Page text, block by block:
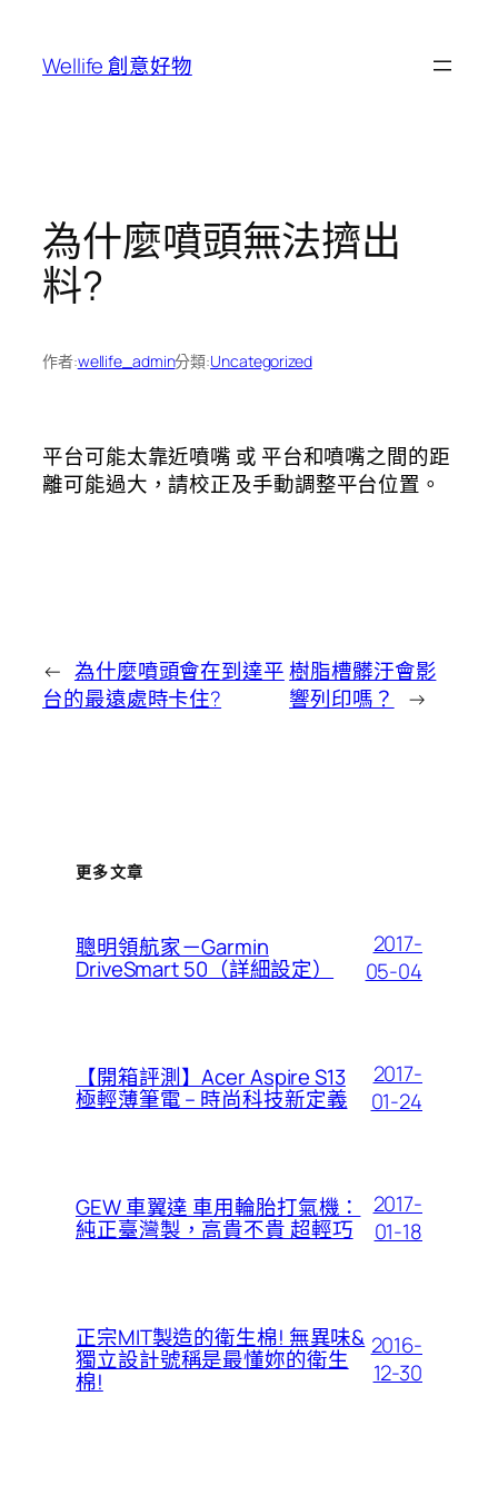
Wellife 創意好物
為什麼噴頭無法擠出
料?
作者:wellife_admin分類:Uncategorized
平台可能太靠近噴嘴 或 平台和噴嘴之間的距
離可能過大，請校正及手動調整平台位置。
← 為什麼噴頭會在到達平
台的最遠處時卡住?
樹脂槽髒汙會影
響列印嗎？
→
更多文章
聰明領航家－Garmin
DriveSmart 50（詳細設定）
2017-
05-04
【開箱評測】Acer Aspire S13
極輕薄筆電 – 時尚科技新定義
2017-
01-24
GEW 車翼達 車用輪胎打氣機：
純正臺灣製，高貴不貴 超輕巧
2017-
01-18
正宗MIT製造的衛生棉! 無異味&
獨立設計號稱是最懂妳的衛生
棉!
2016-
12-30